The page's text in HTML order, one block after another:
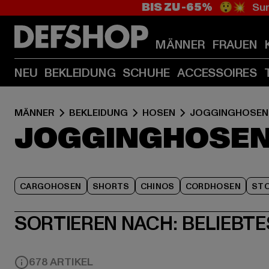
BIS ZU -65% 😲💥
MÄNNER FRAUEN
NEU BEKLEIDUNG SCHUHE ACCESSOIRES
MÄNNER BEKLEIDUNG HOSEN JOGGINGHOSEN
CARGOHOSEN SHORTS CHINOS CORDHOSEN
SORTIEREN NACH:
678 ARTIKEL